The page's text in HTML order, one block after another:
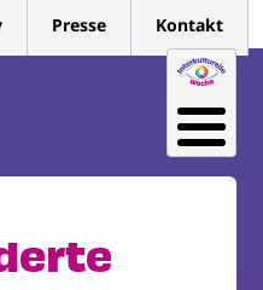
Presse Kontakt